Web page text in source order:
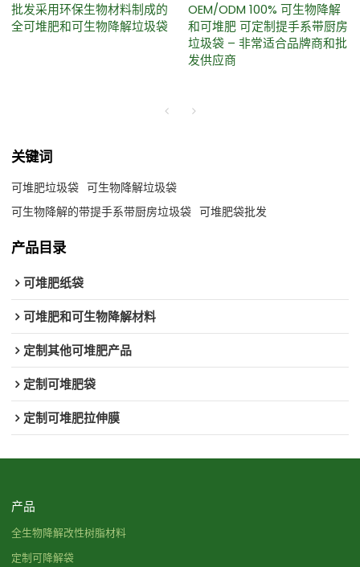
批发采用环保生物材料制成的
全可堆肥和可生物降解垃圾袋
OEM/ODM 100% 可生物降解
和可堆肥 可定制提手系带厨房
垃圾袋 – 非常适合品牌商和批
发供应商
关键词
可堆肥垃圾袋 可生物降解垃圾袋
可生物降解的带提手系带厨房垃圾袋 可堆肥袋批发
产品目录
可堆肥纸袋
可堆肥和可生物降解材料
定制其他可堆肥产品
定制可堆肥袋
定制可堆肥拉伸膜
产品
全生物降解改性树脂材料
定制可降解袋